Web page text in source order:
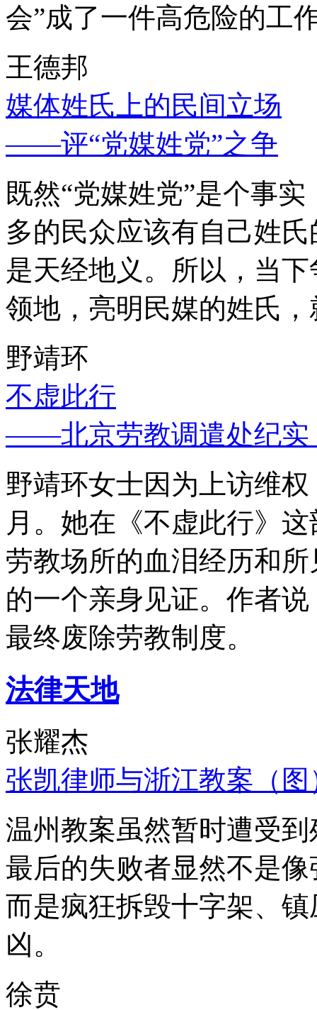
会”成了一件高危险的工
王德邦
媒体姓氏上的民间立场
——评“党媒姓党”之争
既然“党媒姓党”是个事
多的民众应该有自己姓
是天经地义。所以，当
领地，亮明民媒的姓氏
野靖环
不虚此行
——北京劳教调遣处纪实
野靖环女士因为上访维
月。她在《不虚此行》
劳教场所的血泪经历和
的一个亲身见证。作者
最终废除劳教制度。
法律天地
张耀杰
张凯律师与浙江教案（图
温州教案虽然暂时遭受
最后的失败者显然不是
而是疯狂拆毁十字架、
凶。
徐贲